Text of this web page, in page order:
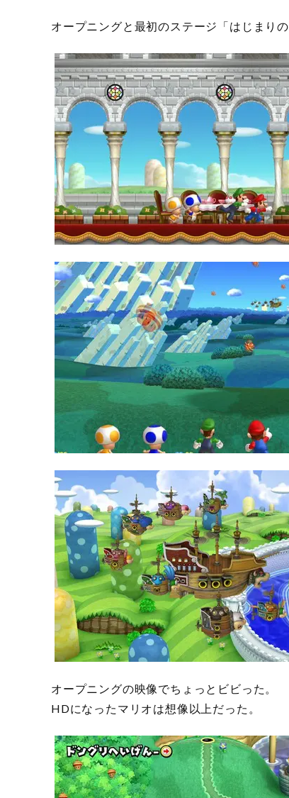
オープニングと最初のステージ「はじまり
オープニングの映像でちょっとビビった。
HDになったマリオは想像以上だった。